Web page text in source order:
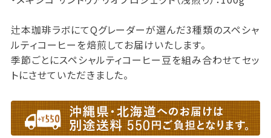
辻本珈琲ラボにてQグレーダーが選んだ3種類のスペシャ
ルティコーヒーを焙煎してお届けいたします。
季節ごとにスペシャルティコーヒー豆を組み合わせてセッ
トにさせていただきました。